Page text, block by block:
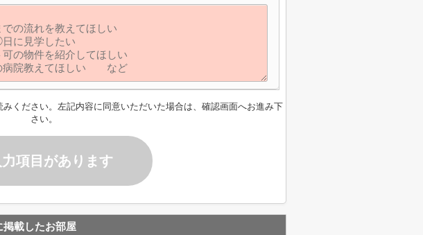
みください。左記内容に同意いただいた場合は、確認画面へお進み下
さい。
項目があります
掲載したお部屋